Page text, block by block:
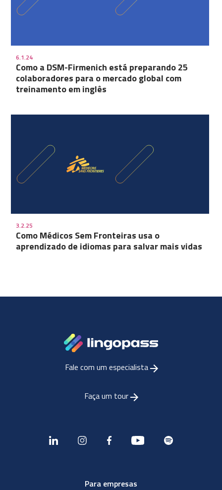
6.1.24
Como a DSM-Firmenich está preparando 25
colaboradores para o mercado global com
treinamento em inglês
3.2.25
Como Médicos Sem Fronteiras usa o
aprendizado de idiomas para salvar mais vidas
Fale com um especialista
Faça um tour
Para empresas